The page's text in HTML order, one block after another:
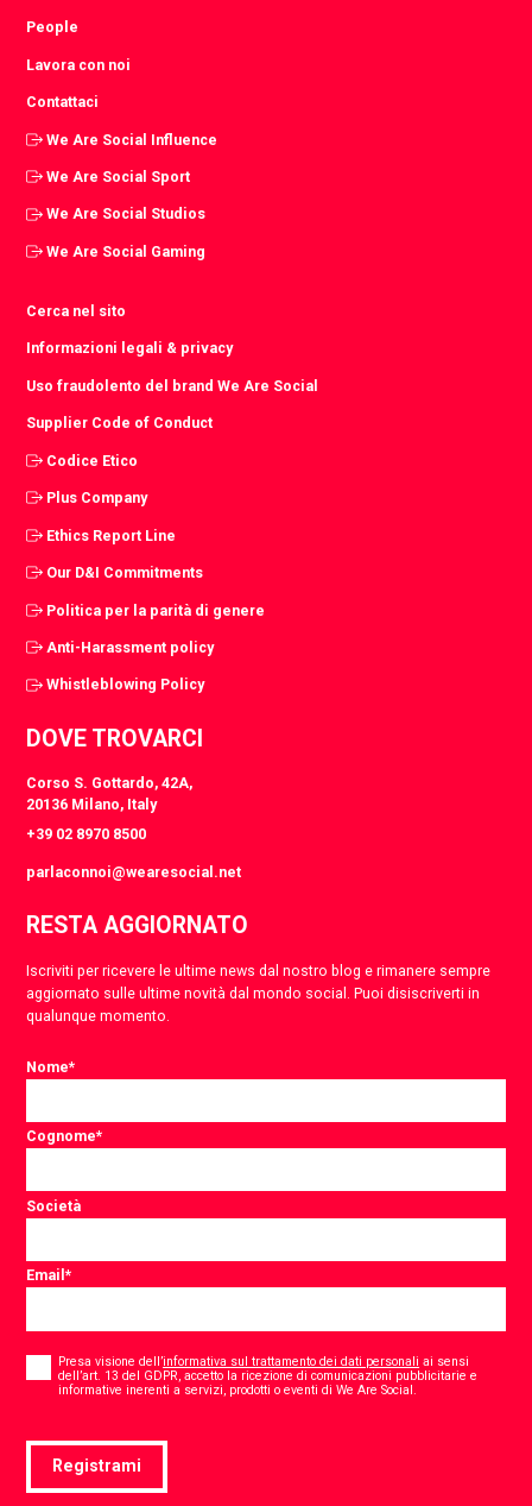
People
Lavora con noi
Contattaci
We Are Social Influence
We Are Social Sport
We Are Social Studios
We Are Social Gaming
Cerca nel sito
Informazioni legali & privacy
Uso fraudolento del brand We Are Social
Supplier Code of Conduct
Codice Etico
Plus Company
Ethics Report Line
Our D&I Commitments
Politica per la parità di genere
Anti-Harassment policy
Whistleblowing Policy
DOVE TROVARCI
Corso S. Gottardo, 42A,
20136 Milano, Italy
+39 02 8970 8500
parlaconnoi@wearesocial.net
RESTA AGGIORNATO
Iscriviti per ricevere le ultime news dal nostro blog e rimanere sempre
aggiornato sulle ultime novità dal mondo social. Puoi disiscriverti in
qualunque momento.
Nome*
Cognome*
Società
Email*
Consent
Presa visione dell’informativa sul trattamento dei dati personali ai sensi
dell’art. 13 del GDPR, accetto la ricezione di comunicazioni pubblicitarie e
informative inerenti a servizi, prodotti o eventi di We Are Social.
Registrami